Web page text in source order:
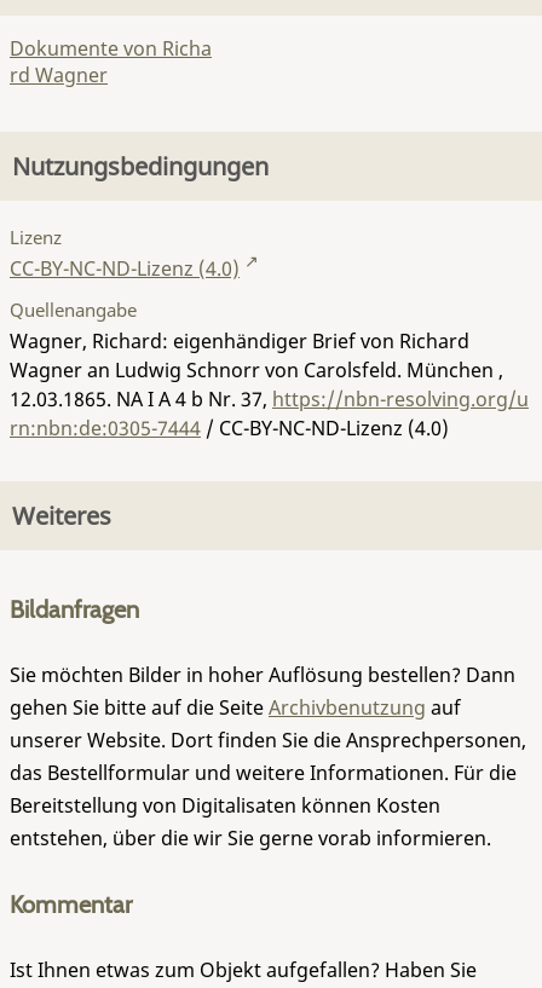
Dokumente von Richa
rd Wagner
Nutzungsbedingungen
Lizenz
CC-BY-NC-ND-Lizenz (4.0)
Quellenangabe
Wagner, Richard: eigenhändiger Brief von Richard
Wagner an Ludwig Schnorr von Carolsfeld. München ,
12.03.1865. NA I A 4 b Nr. 37, https://nbn-resolving.org/u
rn:nbn:de:0305-7444 / CC-BY-NC-ND-Lizenz (4.0)
Weiteres
Bildanfragen
Sie möchten Bilder in hoher Auflösung bestellen? Dann
gehen Sie bitte auf die SeiteArchivbenutzung auf
unserer Website. Dort finden Sie die Ansprechpersonen,
das Bestellformular und weitere Informationen. Für die
Bereitstellung von Digitalisaten können Kosten
entstehen, über die wir Sie gerne vorab informieren.
Kommentar
Ist Ihnen etwas zum Objekt aufgefallen? Haben Sie